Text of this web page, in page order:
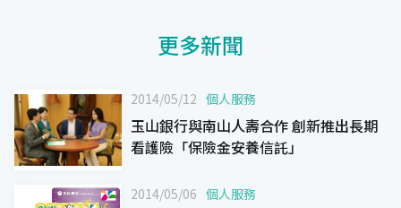
更多新聞
2014/05/12 個人服務
玉山銀行與南山人壽合作 創新推出長期
看護險「保險金安養信託」
2014/05/06 個人服務